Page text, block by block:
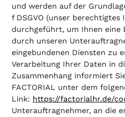
und werden auf der
f DSGVO (unser berechtigtes
durchgeführt, um Ihnen eine
durch unseren
eingebundenen Diensten zu
Verarbeitung Ihrer Daten in
Zusammenhang informiert
FACTORIAL unter dem
Link: https://factorialhr.de/
Unterauftragnehmer, an die